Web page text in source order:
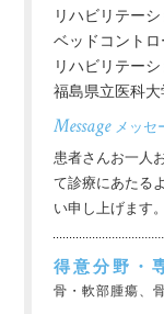
リハビリテーシ
ベッドコントロ
リハビリテー
福島県立医科大
Message メッセ
患者さんお一人
て診療にあたる
い申し上げます。
得意分野・
骨・軟部腫瘍、